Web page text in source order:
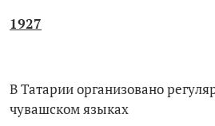
1927
В Татарии организовано
чувашском языках